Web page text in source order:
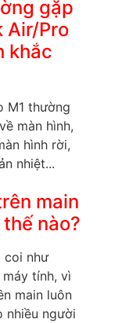
gặp
Air/Pro
khắc
M1 thường
màn hình,
hình rời,
nhiệt...
main
nào?
coi như
tính, vì
main luôn
nhiều người